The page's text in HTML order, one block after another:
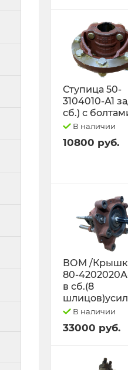
Ступица 50-
3104010-А1
сб.) с
В наличии
10800 руб.
ВОМ /
80-
в сб.(8
В наличии
33000 руб.